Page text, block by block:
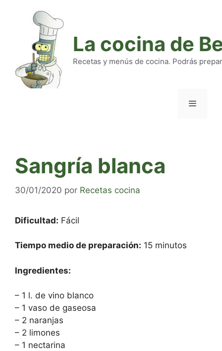
La cocina de
Recetas y menús de cocina. Podrás
Sangría blanca
30/01/2020 por Recetas cocina
Dificultad: Fácil
Tiempo medio de preparación: 15 minutos
Ingredientes:
– 1 l. de vino blanco
– 1 vaso de gaseosa
– 2 naranjas
– 2 limones
– 1 nectarina